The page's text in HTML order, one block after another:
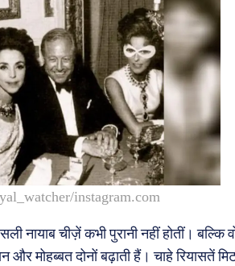
instagram.com
नायाब चीज़ें कभी पुरानी नहीं होतीं। बल्कि
मोहब्बत दोनों बढ़ाती हैं। चाहे रियासतें